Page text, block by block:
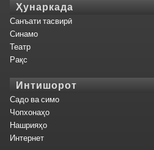
Ҳунаркада
Санъати тасвирӣ
Синамо
Театр
Рақс
Интишорот
Садо ва симо
Чопхонаҳо
Нашрияҳо
Интернет